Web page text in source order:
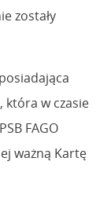
zostały
która w czasie
FAGO
ważną Kartę